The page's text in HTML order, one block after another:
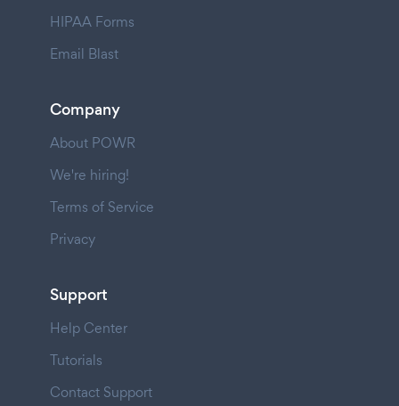
HIPAA Forms
Email Blast
Company
About POWR
We're hiring!
Terms of Service
Privacy
Support
Help Center
Tutorials
Contact Support